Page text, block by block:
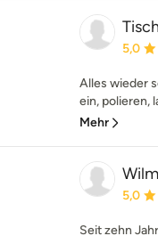
5,0
Alles wieder
ein, polieren,
Mehr
5,0
Seit zehn